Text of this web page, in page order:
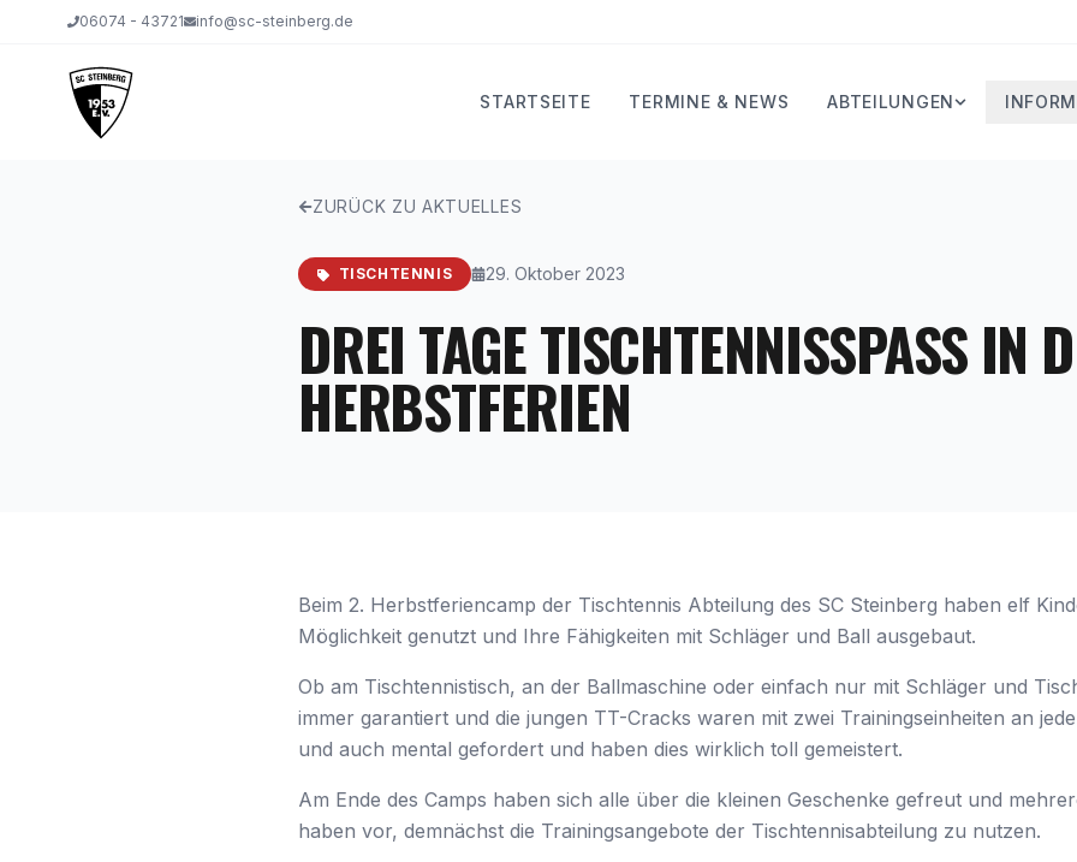
06074 - 43721 info@sc-steinberg.de
STARTSEITE TERMINE & NEWS ABTEILUNGEN
ZURÜCK ZU AKTUELLES
TISCHTENNIS 29. Oktober 2023
DREI TAGE TISCHTENNISSPASS IN
ERBSTFERIEN
Beim 2. Herbstferiencamp der Tischtennis Abteilung des SC Steinberg haben elf
Möglichkeit genutzt und Ihre Fähigkeiten mit Schläger und Ball ausgebaut.
Ob am Tischtennistisch, an der Ballmaschine oder einfach nur mit Schläger und
immer garantiert und die jungen TT-Cracks waren mit zwei Trainingseinheiten an
und auch mental gefordert und haben dies wirklich toll gemeistert.
Am Ende des Camps haben sich alle über die kleinen Geschenke gefreut und
haben vor, demnächst die Trainingsangebote der Tischtennisabteilung zu nutzen.